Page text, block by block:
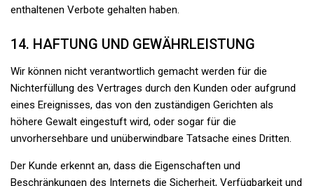
enthaltenen Verbote gehalten haben.
14. HAFTUNG UND GEWÄHRLEISTUNG
Wir können nicht verantwortlich gemacht werden für die
Nichterfüllung des Vertrages durch den Kunden oder aufgrund
eines Ereignisses, das von den zuständigen Gerichten als
höhere Gewalt eingestuft wird, oder sogar für die
unvorhersehbare und unüberwindbare Tatsache eines Dritten.
Der Kunde erkennt an, dass die Eigenschaften und
Beschränkungen des Internets die Sicherheit, Verfügbarkeit und